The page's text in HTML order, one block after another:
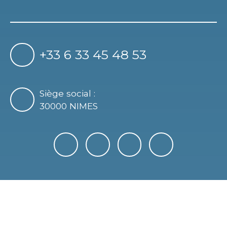
+33 6 33 45 48 53
Siège social :
30000 NIMES